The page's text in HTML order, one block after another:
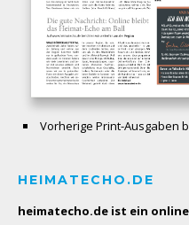
Vorherige Print-Ausgaben
HEIMATECHO.DE
heimatecho.de ist ein